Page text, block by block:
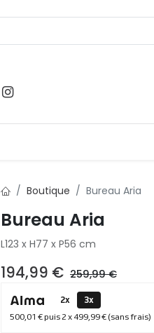
Boutique Bureau Aria
Bureau Aria
L123 x H77 x P56 cm
194,99 € 259,99€
2x
3x
500,01 € puis 2 x 499,99 € (sans frais)